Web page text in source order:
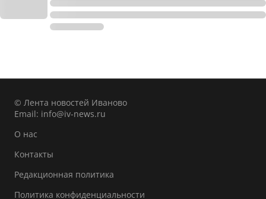
© Лента новостей Иваново
Email: info@iv-news.ru
О нас
Контакты
Редакционная политика
Политика конфиденциальности